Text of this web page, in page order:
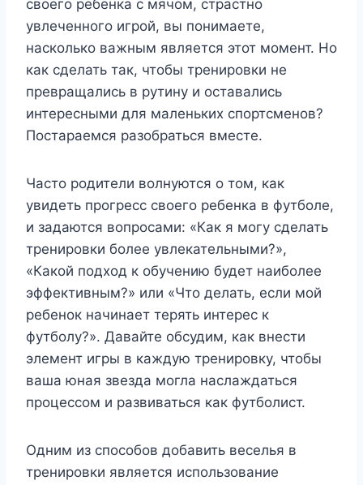
своего ребенка с мячом, страстно
увлеченного игрой, вы понимаете,
насколько важным является этот момент. Но
как сделать так, чтобы тренировки не
превращались в рутину и оставались
интересными для маленьких спортсменов?
Постараемся разобраться вместе.
Часто родители волнуются о том, как
увидеть прогресс своего ребенка в футболе,
и задаются вопросами: «Как я могу сделать
тренировки более увлекательными?»,
«Какой подход к обучению будет наиболее
эффективным?» или «Что делать, если мой
ребенок начинает терять интерес к
футболу?». Давайте обсудим, как внести
элемент игры в каждую тренировку, чтобы
ваша юная звезда могла наслаждаться
процессом и развиваться как футболист.
Одним из способов добавить веселья в
тренировки является использование